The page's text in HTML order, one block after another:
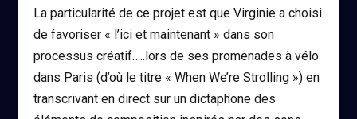
La particularité de ce projet est que Virginie a choisi
de favoriser « l’ici et maintenant » dans son
processus créatif…..lors de ses promenades à vélo
dans Paris (d’où le titre « When We’re Strolling ») en
transcrivant en direct sur un dictaphone des